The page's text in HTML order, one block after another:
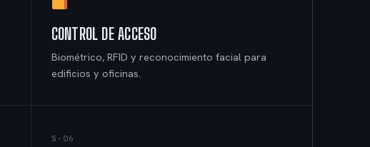
CONTROL DE ACCESO
Biométrico, RFID y reconocimiento facial para
edificios y oficinas.
S-06